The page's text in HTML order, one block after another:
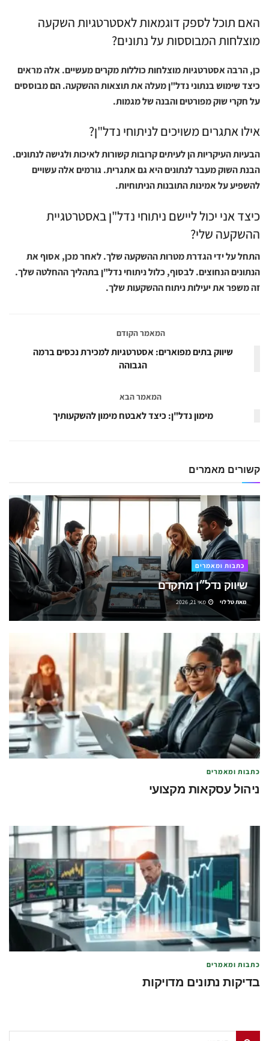
האם תוכל לספק דוגמאות לאסטרטגיות השקעה
מוצלחות המבוססות על נתונים?
כן, הרבה אסטרטגיות מוצלחות כוללות מקרים מעשיים. אלה מראים
כיצד שימוש בנתוני נדל"ן מעלה את תוצאות ההשקעה. הם מבוססים
על חקרי שוק מפורטים והבנה של מגמות.
אילו אתגרים משויכים לניתוחי נדל"ן?
הבעיות העיקריות הן לעיתים קרובות קשורות לאיכות ולגישה לנתונים.
הבנת השוק מעבר לנתונים היא גם אתגרית. גורמים אלה עשויים
להשפיע על אמינות התובנות הניתוחיות.
כיצד אני יכול ליישם ניתוחי נדל"ן באסטרטגיית
ההשקעה שלי?
התחל על ידי הגדרת מטרות ההשקעה שלך. לאחר מכן, אסוף את
הנתונים הנחוצים. לבסוף, כלול ניתוחי נדל"ן בתהליך ההחלטה שלך.
זה משפר את יעילות ניתוח ההשקעות שלך.
המאמר הקודם
שיווק בתים מפוארים: אסטרטגיות למכירת נכסים ברמה
הגבוהה
המאמר הבא
מימון נדל"ן: כיצד לאבטח מימון להשקעותיך
קשורים מאמרים
כתבות ומאמרים
שיווק נדל״ן מתקדם
מאתטל לוי מאי 21, 2026
כתבות ומאמרים
ניהול עסקאות מקצועי
כתבות ומאמרים
בדיקות נתונים מדויקות